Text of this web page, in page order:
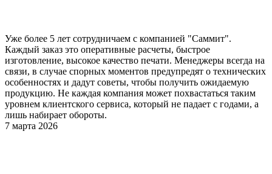
Уже более 5 лет сотрудничаем с компанией "Саммит".
Каждый заказ это оперативные расчеты, быстрое
изготовление, высокое качество печати. Менеджеры всегда на
связи, в случае спорных моментов предупредят о технических
особенностях и дадут советы, чтобы получить ожидаемую
продукцию. Не каждая компания может похвастаться таким
уровнем клиентского сервиса, который не падает с годами, а
лишь набирает обороты.
7 марта 2026